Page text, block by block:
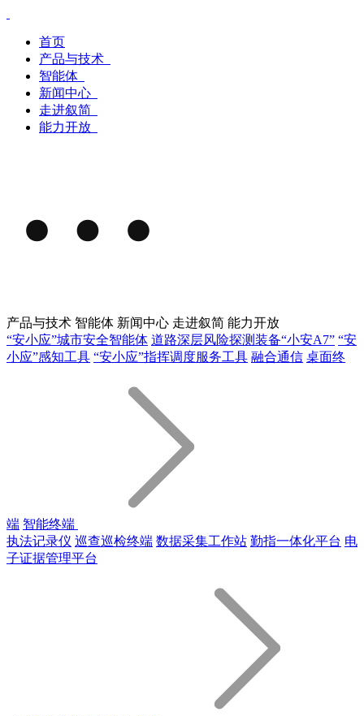
首页
产品与技术
智能体
新闻中心
走进叙简
能力开放
产品与技术 智能体 新闻中心 走进叙简 能力开放
“安小应”城市安全智能体 道路深层风险探测装备“小安A7” “安
小应”感知工具 “安小应”指挥调度服务工具 融合通信 桌面终
端 智能终端
执法记录仪 巡查巡检终端 数据采集工作站 勤指一体化平台 电
子证据管理平台